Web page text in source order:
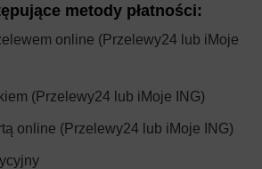
metody płatności:
online (Przelewy24 lub iMoje
(Przelewy24 lub iMoje ING)
online (Przelewy24 lub iMoje ING)